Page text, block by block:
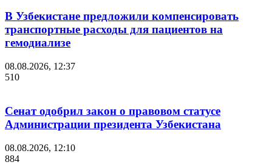
В Узбекистане предложили компенсировать
транспортные расходы для пациентов на
гемодиализе
08.08.2026, 12:37
510
Сенат одобрил закон о правовом статусе
Администрации президента Узбекистана
08.08.2026, 12:10
884